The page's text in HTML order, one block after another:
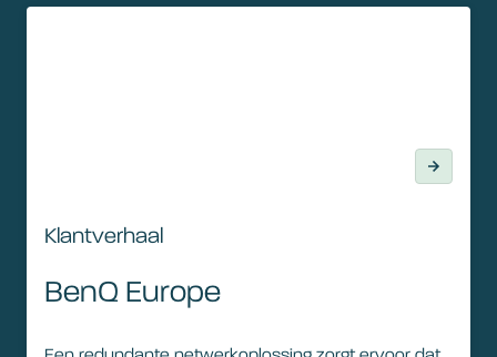
Klantverhaal
BenQ Europe